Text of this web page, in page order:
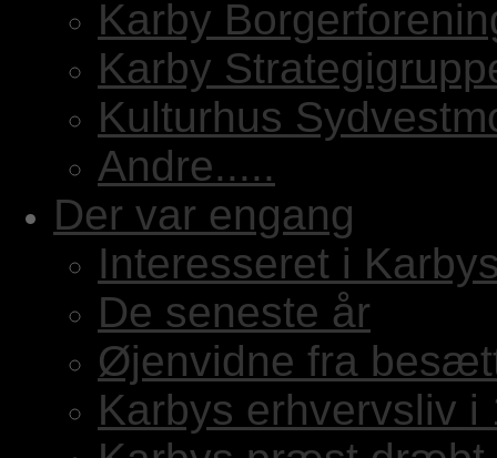
Karby
Karby
Kulturhus
Andre.....
Der var engang
Interesseret i
De seneste år
Øjenvidne fra
Karbys erhvervsliv i